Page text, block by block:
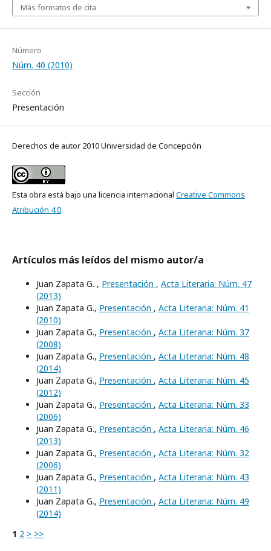
Más formatos de cita
Número
Núm. 40 (2010)
Sección
Presentación
Derechos de autor 2010 Universidad de Concepción
Esta obra está bajo una licencia internacional Creative Commons
Atribución 4.0.
Artículos más leídos del mismo autor/a
Juan Zapata G. , Presentación , Acta Literaria: Núm. 47
(2013)
Juan Zapata G., Presentación , Acta Literaria: Núm. 41
(2010)
Juan Zapata G., Presentación , Acta Literaria: Núm. 37
(2008)
Juan Zapata G., Presentación , Acta Literaria: Núm. 48
(2014)
Juan Zapata G., Presentación , Acta Literaria: Núm. 45
(2012)
Juan Zapata G., Presentación , Acta Literaria: Núm. 33
(2006)
Juan Zapata G., Presentación , Acta Literaria: Núm. 46
(2013)
Juan Zapata G., Presentación , Acta Literaria: Núm. 32
(2006)
Juan Zapata G., Presentación , Acta Literaria: Núm. 43
(2011)
Juan Zapata G., Presentación , Acta Literaria: Núm. 49
(2014)
1 2 > >>